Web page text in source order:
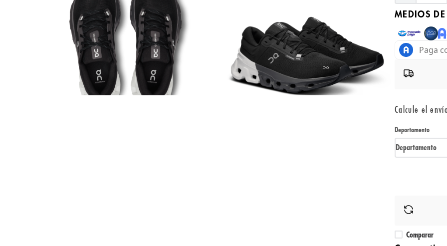
MEDIOS
Calcule el
Departamento
Departamento
Comparar